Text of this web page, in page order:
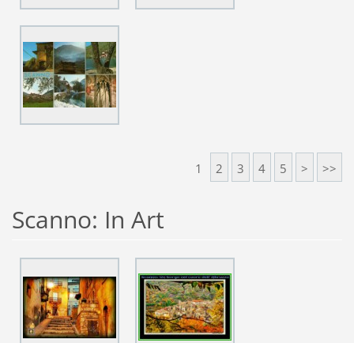
1 2 3 4 5 > >>
Scanno: In Art